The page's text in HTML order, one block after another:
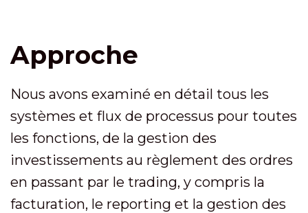
Approche
Nous avons examiné en détail tous les
systèmes et flux de processus pour toutes
les fonctions, de la gestion des
investissements au règlement des ordres
en passant par le trading, y compris la
facturation, le reporting et la gestion des